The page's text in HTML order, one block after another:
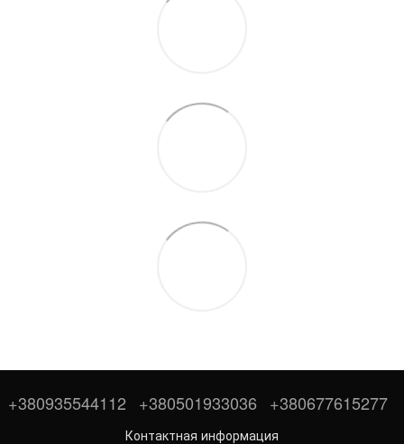
+380935544112 +380501933036 +380677615277
Контактная информация